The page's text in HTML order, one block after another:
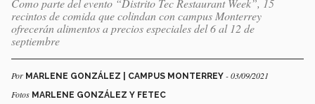
Como parte del evento “Distrito Tec Restaurant Week”, 15
recintos de comida que colindan con campus Monterrey
ofrecerán alimentos a precios especiales del 6 al 12 de
septiembre
Por MARLENE GONZÁLEZ | CAMPUS MONTERREY - 03/09/2021
Fotos MARLENE GONZÁLEZ Y FETEC